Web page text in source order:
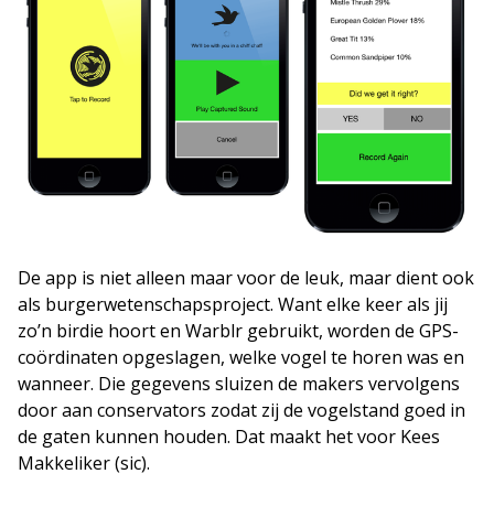
De app is niet alleen maar voor de leuk, maar dient ook
als burgerwetenschapsproject. Want elke keer als jij
zo’n birdie hoort en Warblr gebruikt, worden de GPS-
coördinaten opgeslagen, welke vogel te horen was en
wanneer. Die gegevens sluizen de makers vervolgens
door aan conservators zodat zij de vogelstand goed in
de gaten kunnen houden. Dat maakt het voor Kees
Makkeliker (sic).